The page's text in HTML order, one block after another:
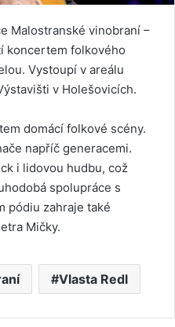
Malostranské vinobraní –
koncertem folkového
Vystoupí v areálu
v Holešovicích.
domácí folkové scény.
napříč generacemi.
i lidovou hudbu, což
spolupráce s
pódiu zahraje také
Mičky.
Vlasta Redl